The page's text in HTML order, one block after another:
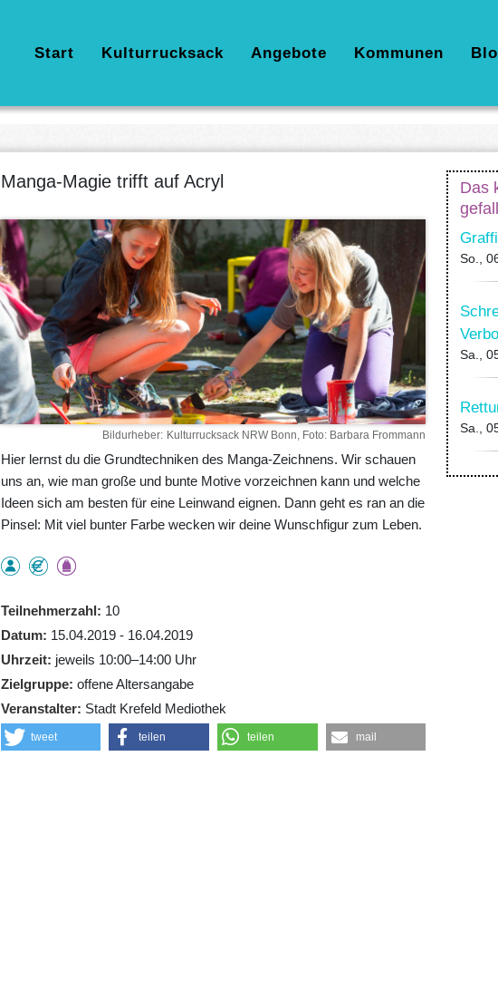
Hauptnavigation
Start Kulturrucksack Angebote Kommunen
Manga-Magie trifft auf Acryl
Bildurheber Kulturrucksack NRW Bonn, Foto: Barbara Frommann
Hier lernst du die Grundtechniken des Manga-Zeichnens. Wir schauen
uns an, wie man große und bunte Motive vorzeichnen kann und welche
Ideen sich am besten für eine Leinwand eignen. Dann geht es ran an die
Pinsel: Mit viel bunter Farbe wecken wir deine Wunschfigur zum Leben.
Teilnehmerzahl
10
Datum
15.04.2019 - 16.04.2019
Uhrzeit
jeweils 10:00–14:00 Uhr
Zielgruppe offene Altersangabe
Veranstalter
Stadt Krefeld Mediothek
tweet teilen teilen mail
Das
So.,
Sa.,
Sa.,